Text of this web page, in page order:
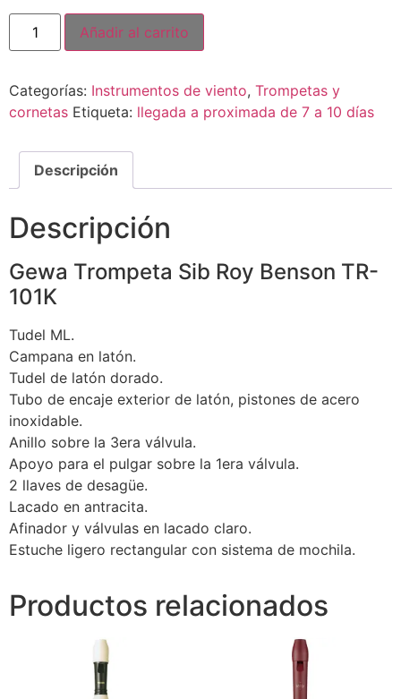
Añadir al carrito
Categorías: Instrumentos de viento, Trompetas y
cornetas Etiqueta: llegada a proximada de 7 a 10 días
Descripción
Descripción
Gewa Trompeta Sib Roy Benson TR-
101K
Tudel ML.
Campana en latón.
Tudel de latón dorado.
Tubo de encaje exterior de latón, pistones de acero
inoxidable.
Anillo sobre la 3era válvula.
Apoyo para el pulgar sobre la 1era válvula.
2 llaves de desagüe.
Lacado en antracita.
Afinador y válvulas en lacado claro.
Estuche ligero rectangular con sistema de mochila.
Productos relacionados